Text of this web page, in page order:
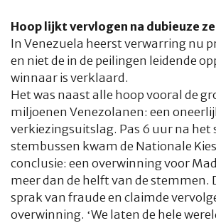
Hoop lijkt vervlogen na dubieuze
In Venezuela heerst verwarring nu
en niet de in de peilingen leidende
winnaar is verklaard.
Het was naast alle hoop vooral de
miljoenen Venezolanen: een
verkiezingsuitslag. Pas 6 uur na het
stembussen kwam de Nationale
conclusie: een overwinning voor
meer dan de helft van de stemmen.
sprak van fraude en claimde
overwinning. ‘We laten de hele